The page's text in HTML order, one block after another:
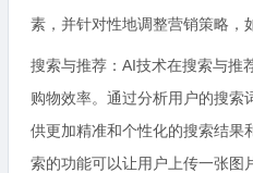
素，并针对性地调整营销策略，
搜索与推荐：AI技术在搜索与推
购物效率。通过分析用户的搜索
供更加精准和个性化的搜索结果
索的功能可以让用户上传一张图